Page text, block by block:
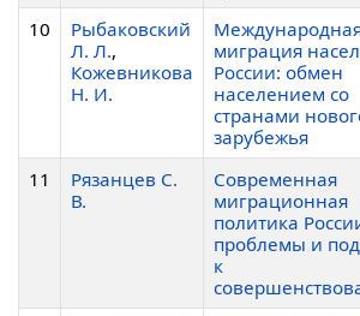
10
Рыбаковский
Л. Л.,
Кожевникова
Н. И.
миграция
России: обмен
населением со
странами
зарубежья
11
Рязанцев С.
В.
Современная
миграционная
политика
проблемы и
к